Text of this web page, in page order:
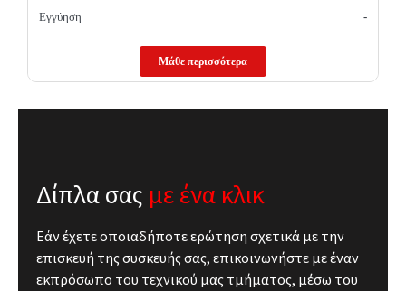
Εγγύηση -
Μάθε περισσότερα
Δίπλα σας με ένα κλικ
Εάν έχετε οποιαδήποτε ερώτηση σχετικά με την
επισκευή της συσκευής σας, επικοινωνήστε με έναν
εκπρόσωπο του τεχνικού μας τμήματος, μέσω του